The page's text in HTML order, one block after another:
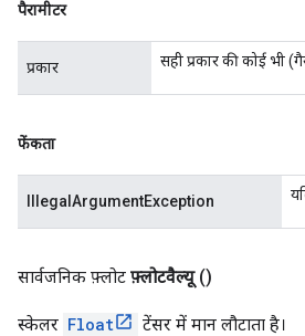
पैरामीटर
प्रकार सही प्रकार की कोई भी
फेंकता
IllegalArgumentException
सार्वजनिक फ़्लोट फ़्लोटवैल्यू ()
स्केलर Float टेंसर में मान लौटाता है।